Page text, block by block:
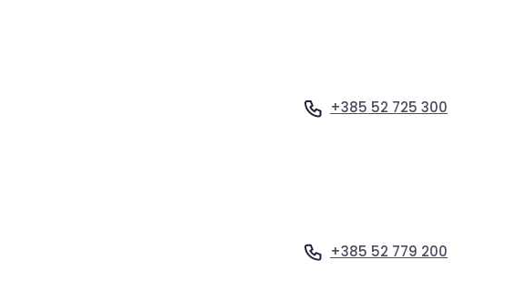
+385 52 725 300
+385 52 779 200